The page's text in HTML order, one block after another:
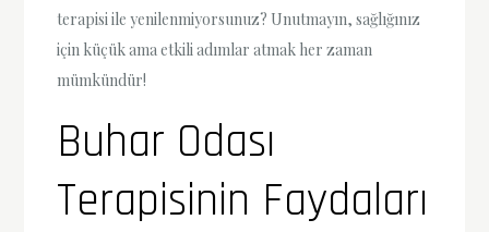
terapisi ile yenilenmiyorsunuz? Unutmayın, sağlığınız
için küçük ama etkili adımlar atmak her zaman
mümkündür!
Buhar Odası
Terapisinin Faydaları